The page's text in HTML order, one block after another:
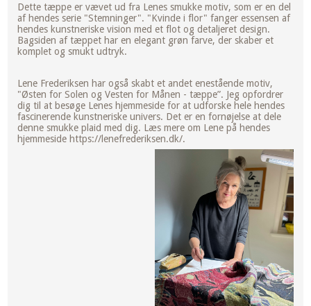
Dette tæppe er vævet ud fra Lenes smukke motiv, som er en del
af hendes serie "Stemninger". "Kvinde i flor" fanger essensen af
hendes kunstneriske vision med et flot og detaljeret design.
Bagsiden af tæppet har en elegant grøn farve, der skaber et
komplet og smukt udtryk.
Lene Frederiksen har også skabt et andet enestående motiv,
"Østen for Solen og Vesten for Månen - tæppe”. Jeg opfordrer
dig til at besøge Lenes hjemmeside for at udforske hele hendes
fascinerende kunstneriske univers. Det er en fornøjelse at dele
denne smukke plaid med dig. Læs mere om Lene på hendes
hjemmeside https://lenefrederiksen.dk/.